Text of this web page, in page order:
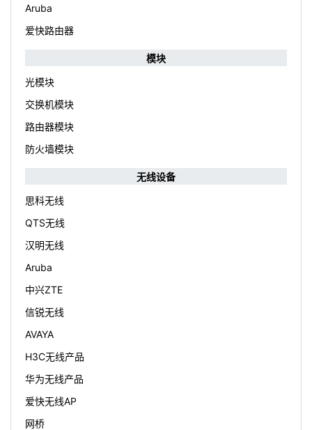
Aruba
爱快路由器
模块
光模块
交换机模块
路由器模块
防火墙模块
无线设备
思科无线
QTS无线
汉明无线
Aruba
中兴ZTE
信锐无线
AVAYA
H3C无线产品
华为无线产品
爱快无线AP
网桥